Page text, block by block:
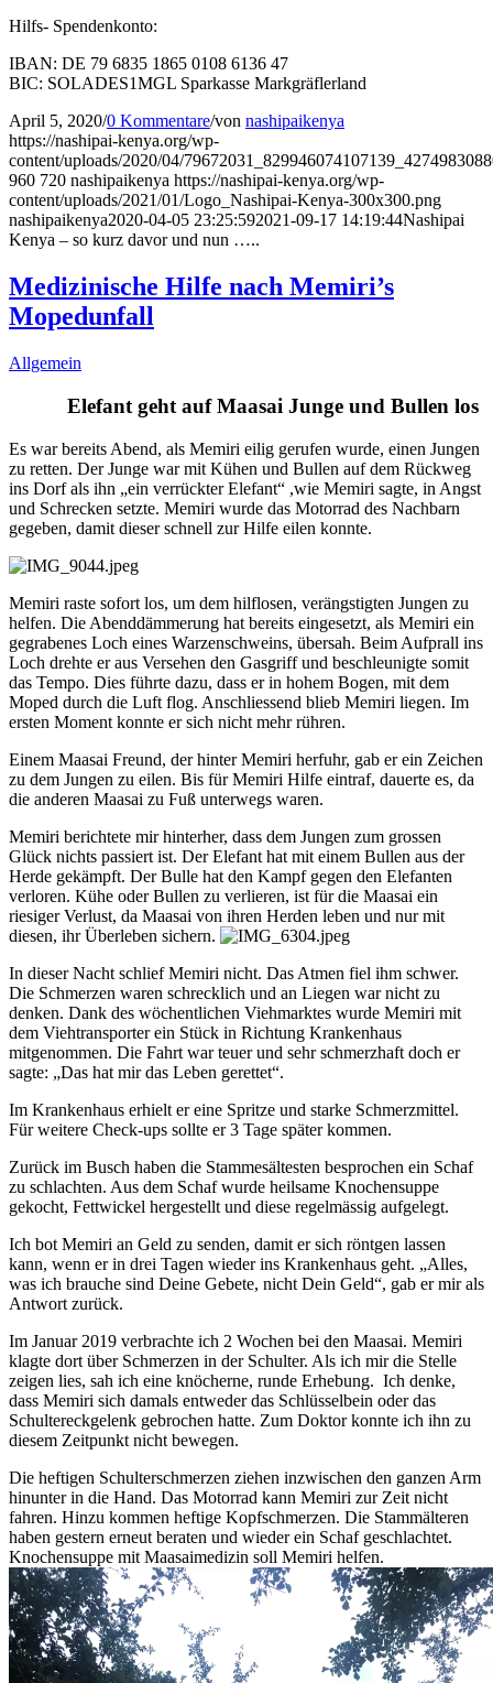
Hilfs- Spendenkonto:
IBAN: DE 79 6835 1865 0108 6136 47
BIC: SOLADES1MGL Sparkasse Markgräflerland
April 5, 2020/0 Kommentare/von nashipaikenya
https://nashipai-kenya.org/wp-
content/uploads/2020/04/
960 720 nashipaikenya https://nashipai-kenya.org/wp-
content/uploads/2021/01/Logo_Nashipai-Kenya-300x300.png
nashipaikenya2020-04-05 23:25:592021-09-17 14:19:44Nashipai
Kenya – so kurz davor und nun …..
Medizinische Hilfe nach Memiri’s
Mopedunfall
Allgemein
Elefant geht auf Maasai Junge und Bullen los
Es war bereits Abend, als Memiri eilig gerufen wurde, einen Jungen
zu retten. Der Junge war mit Kühen und Bullen auf dem Rückweg
ins Dorf als ihn „ein verrückter Elefant“ ,wie Memiri sagte, in Angst
und Schrecken setzte. Memiri wurde das Motorrad des Nachbarn
gegeben, damit dieser schnell zur Hilfe eilen konnte.
Memiri raste sofort los, um dem hilflosen, verängstigten Jungen zu
helfen. Die Abenddämmerung hat bereits eingesetzt, als Memiri ein
gegrabenes Loch eines Warzenschweins, übersah. Beim Aufprall ins
Loch drehte er aus Versehen den Gasgriff und beschleunigte somit
das Tempo. Dies führte dazu, dass er in hohem Bogen, mit dem
Moped durch die Luft flog. Anschliessend blieb Memiri liegen. Im
ersten Moment konnte er sich nicht mehr rühren.
Einem Maasai Freund, der hinter Memiri herfuhr, gab er ein Zeichen
zu dem Jungen zu eilen. Bis für Memiri Hilfe eintraf, dauerte es, da
die anderen Maasai zu Fuß unterwegs waren.
Memiri berichtete mir hinterher, dass dem Jungen zum grossen
Glück nichts passiert ist. Der Elefant hat mit einem Bullen aus der
Herde gekämpft. Der Bulle hat den Kampf gegen den Elefanten
verloren. Kühe oder Bullen zu verlieren, ist für die Maasai ein
riesiger Verlust, da Maasai von ihren Herden leben und nur mit
diesen, ihr Überleben sichern.
In dieser Nacht schlief Memiri nicht. Das Atmen fiel ihm schwer.
Die Schmerzen waren schrecklich und an Liegen war nicht zu
denken. Dank des wöchentlichen Viehmarktes wurde Memiri mit
dem Viehtransporter ein Stück in Richtung Krankenhaus
mitgenommen. Die Fahrt war teuer und sehr schmerzhaft doch er
sagte: „Das hat mir das Leben gerettet“.
Im Krankenhaus erhielt er eine Spritze und starke Schmerzmittel.
Für weitere Check-ups sollte er 3 Tage später kommen.
Zurück im Busch haben die Stammesältesten besprochen ein Schaf
zu schlachten. Aus dem Schaf wurde heilsame Knochensuppe
gekocht, Fettwickel hergestellt und diese regelmässig aufgelegt.
Ich bot Memiri an Geld zu senden, damit er sich röntgen lassen
kann, wenn er in drei Tagen wieder ins Krankenhaus geht. „Alles,
was ich brauche sind Deine Gebete, nicht Dein Geld“, gab er mir als
Antwort zurück.
Im Januar 2019 verbrachte ich 2 Wochen bei den Maasai. Memiri
klagte dort über Schmerzen in der Schulter. Als ich mir die Stelle
zeigen lies, sah ich eine knöcherne, runde Erhebung. Ich denke,
dass Memiri sich damals entweder das Schlüsselbein oder das
Schultereckgelenk gebrochen hatte. Zum Doktor konnte ich ihn zu
diesem Zeitpunkt nicht bewegen.
Die heftigen Schulterschmerzen ziehen inzwischen den ganzen Arm
hinunter in die Hand. Das Motorrad kann Memiri zur Zeit nicht
fahren. Hinzu kommen heftige Kopfschmerzen. Die Stammälteren
haben gestern erneut beraten und wieder ein Schaf geschlachtet.
Knochensuppe mit Maasaimedizin soll Memiri helfen.